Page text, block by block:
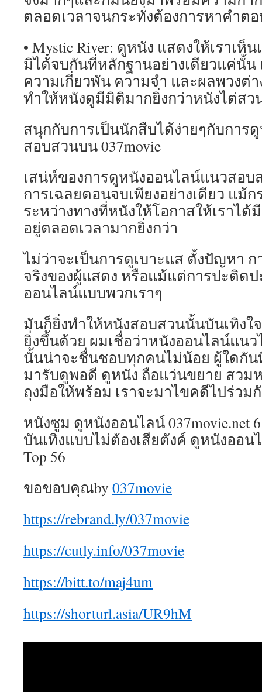
ตลอดเวลาจนกระทั่งต้องการหาคำต
• Mystic River: ดูหนัง แสดงให้เราเห็
มิได้จบกันที่หลักฐานอย่างเดียวแค่นั้น
ความเกี่ยวพัน ความจำ และผลพวงต่
ทำให้หนังดูมีมิติมากยิ่งกว่าหนังไต่สว
สนุกกับการเป็นนักสืบได้ง่ายๆกับการ
สอบสวนบน 037movie
เสน่ห์ของการดูหนังออนไลน์แนวสอ
การเฉลยตอนจบเพียงอย่างเดียว แม้
ระหว่างทางที่หนังให้โอกาสให้เราได้
อยู่ตลอดเวลามากยิ่งกว่า
ไม่ว่าจะเป็นการดูเบาะแส ตั้งปัญหา
จริงของผู้แสดง หรือแม้แต่การปะติด
ออนไลน์แบบพวกเราๆ
มันก็ยิ่งทำให้หนังสอบสวนนั้นบันเทิงใ
ยิ่งขึ้นด้วย ผมเชื่อว่าหนังออนไลน์แน
นั้นน่าจะชื่นชอบทุกคนไม่น้อย ผู้ใดกัน
มารับดูพอดี ดูหนัง ถือแว่นขยาย สวม
ถุงมือให้พร้อม เราจะมาไขคดีไปร่วม
หนังซูม ดูหนังออนไลน์ 037movie.net 6
บันเทิงแบบไม่ต้องเสียตังค์ ดูหนังออน
Top 56
ขอขอบคุณby 037movie
https://rebrand.ly/037movie
https://cutly.info/037movie
https://bitt.to/maj4um
https://shorturl.asia/UR9hM